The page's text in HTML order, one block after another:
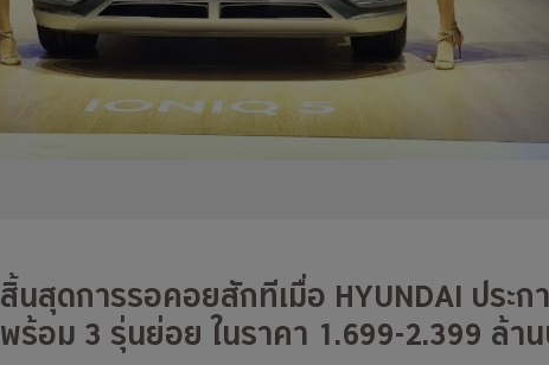
สิ้นสุดการรอคอยสักทีเมื่อ HYUNDAI ประ
พร้อม 3 รุ่นย่อย ในราคา 1.699-2.399 ล้า